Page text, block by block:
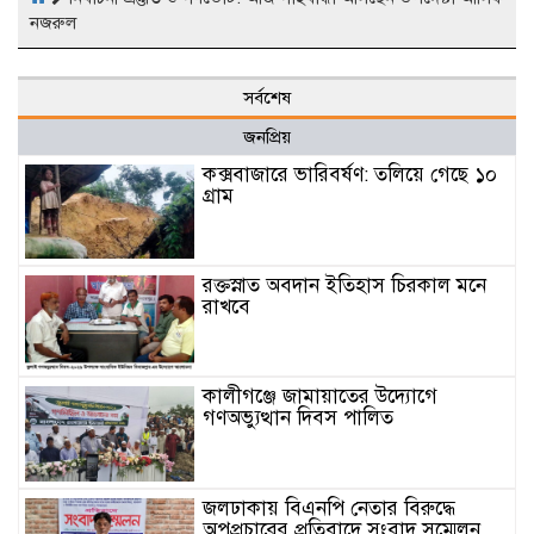
নজরুল
সর্বশেষ
জনপ্রিয়
কক্সবাজারে ভারিবর্ষণ: তলিয়ে গেছে ১০
গ্রাম
রক্তস্নাত অবদান ইতিহাস চিরকাল মনে
রাখবে
কালীগঞ্জে জামায়াতের উদ্যোগে
গণঅভ্যুত্থান দিবস পালিত
জলঢাকায় বিএনপি নেতার বিরুদ্ধে